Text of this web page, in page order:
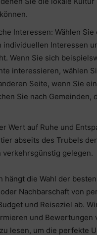
Interessen: Wählen Sie
individuellen Interessen
Wenn Sie sich
interessieren, wählen
Seite, wenn Sie
Sie nach Gemeinden,
Wert auf Ruhe und
abseits des Trubels
verkehrsgünstig gelegen.
hängt die Wahl der
Nachbarschaft von
und Reiseziel ab.
und Bewertungen
lesen, um die perfekte